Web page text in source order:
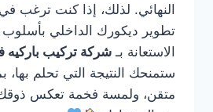
النهائي. لذلك، إذا كنت ترغب
تطوير ديكورك الداخلي
الاستعانة بـ شركة تركيب باركيه
ستمنحك النتيجة التي تحلم بها،
متقن، ولمسة فخمة تعكس ذوقك